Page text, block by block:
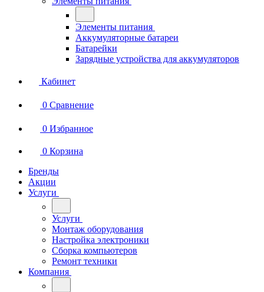
Элементы питания
Аккумуляторные батареи
Батарейки
Зарядные устройства для аккумуляторов
Кабинет
0 Сравнение
0 Избранное
0 Корзина
Бренды
Акции
Услуги
Услуги
Монтаж оборудования
Настройка электроники
Сборка компьютеров
Ремонт техники
Компания